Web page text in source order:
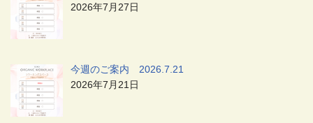
2026年7月27日
今週のご案内 2026.7.21
2026年7月21日